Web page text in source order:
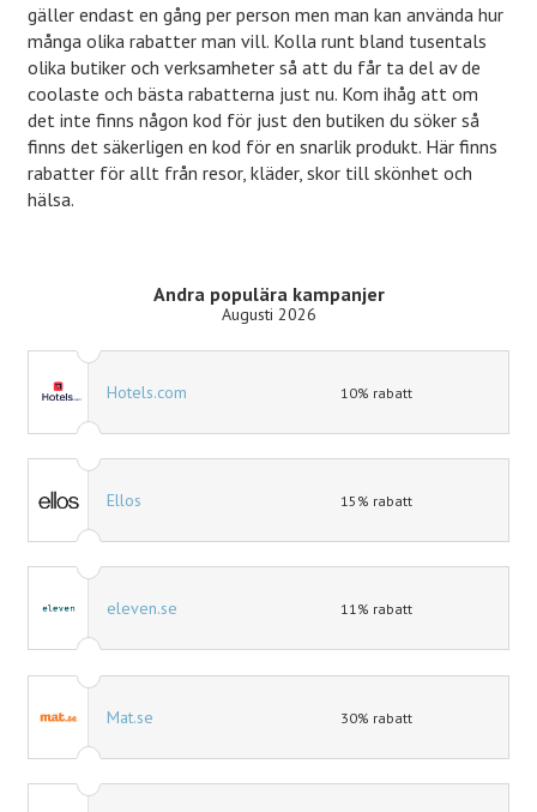
gäller endast en gång per person men man kan använda hur
många olika rabatter man vill. Kolla runt bland tusentals
olika butiker och verksamheter så att du får ta del av de
coolaste och bästa rabatterna just nu. Kom ihåg att om
det inte finns någon kod för just den butiken du söker så
finns det säkerligen en kod för en snarlik produkt. Här finns
rabatter för allt från resor, kläder, skor till skönhet och
hälsa.
Andra populära kampanjer
Augusti 2026
Hotels.com 10% rabatt
Ellos 15% rabatt
eleven.se 11% rabatt
Mat.se 30% rabatt